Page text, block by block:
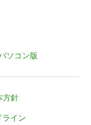
ソコン版
方針
ライン